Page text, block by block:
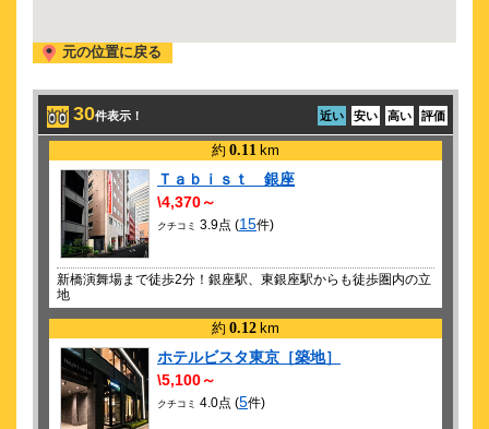
舟木一夫シアターコンサート in 新橋演舞場
2026/11/14 (土)
いのうえ歌舞伎 髑髏城の七人 LAST STAND
2026/11/15 (日)
いのうえ歌舞伎 髑髏城の七人 LAST STAND
2026/11/22 (日)
いのうえ歌舞伎 髑髏城の七人 LAST STAND
2026/12/25 (金)
いのうえ歌舞伎 髑髏城の七人 LAST STAND
元の位置に戻る
30件表示！ 近い 安い 高い 評価
約 0.11 km
Ｔａｂｉｓｔ 銀座
\4,370～
クチコミ 3.9点 (15件)
新橋演舞場まで徒歩2分！銀座駅、東銀座駅からも徒歩圏内の立
地
約 0.12 km
ホテルビスタ東京［築地］
\5,100～
クチコミ 4.0点 (5件)